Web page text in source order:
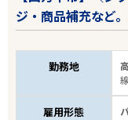
ジ・商品補充など
勤務地
雇用形態